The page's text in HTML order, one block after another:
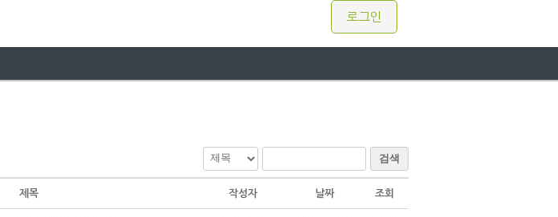
로그인
검색
제목 작성자 날짜 조회